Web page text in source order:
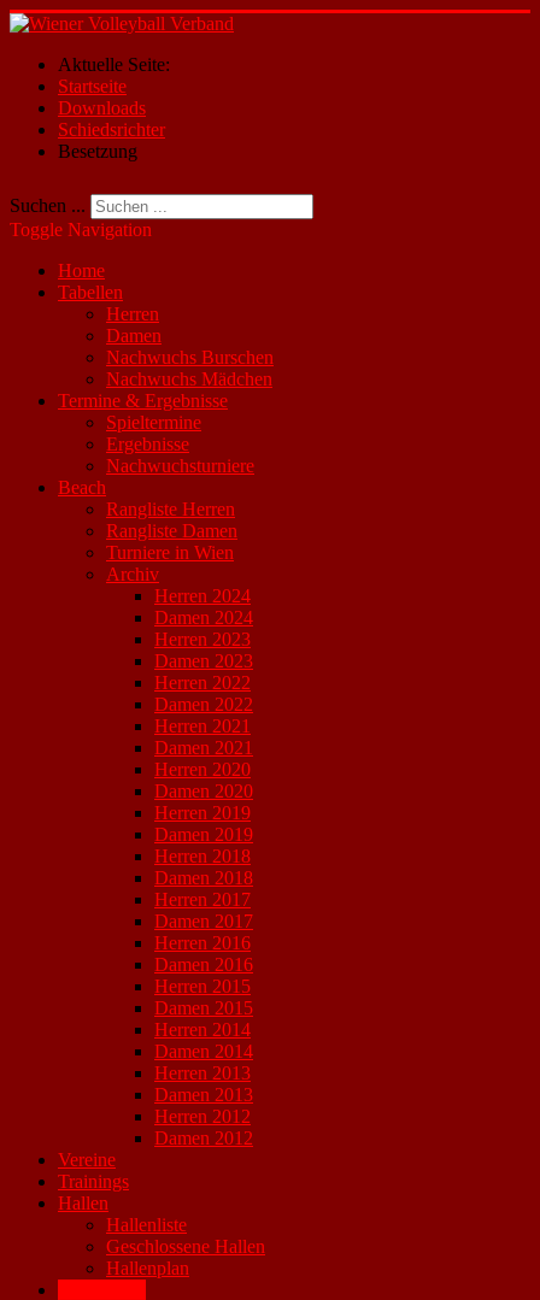
Aktuelle Seite:
Startseite
Downloads
Schiedsrichter
Besetzung
Suchen ...
Toggle Navigation
Home
Tabellen
Herren
Damen
Nachwuchs Burschen
Nachwuchs Mädchen
Termine & Ergebnisse
Spieltermine
Ergebnisse
Nachwuchsturniere
Beach
Rangliste Herren
Rangliste Damen
Turniere in Wien
Archiv
Herren 2024
Damen 2024
Herren 2023
Damen 2023
Herren 2022
Damen 2022
Herren 2021
Damen 2021
Herren 2020
Damen 2020
Herren 2019
Damen 2019
Herren 2018
Damen 2018
Herren 2017
Damen 2017
Herren 2016
Damen 2016
Herren 2015
Damen 2015
Herren 2014
Damen 2014
Herren 2013
Damen 2013
Herren 2012
Damen 2012
Vereine
Trainings
Hallen
Hallenliste
Geschlossene Hallen
Hallenplan